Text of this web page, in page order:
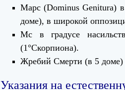
Марс (Dominus Genitura)
доме), в широкой
Мс в градусе
(1°Скорпиона).
Жребий Смерти (в 5 доме)
Указания на